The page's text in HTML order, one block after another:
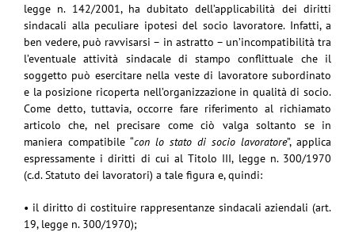
legge n. 142/2001, ha dubitato dell’applicabilità dei diritti
sindacali alla peculiare ipotesi del socio lavoratore. Infatti, a
ben vedere, può ravvisarsi – in astratto – un’incompatibilità tra
l’eventuale attività sindacale di stampo conflittuale che il
soggetto può esercitare nella veste di lavoratore subordinato
e la posizione ricoperta nell’organizzazione in qualità di socio.
Come detto, tuttavia, occorre fare riferimento al richiamato
articolo che, nel precisare come ciò valga soltanto se in
maniera compatibile “con lo stato di socio lavoratore”, applica
espressamente i diritti di cui al Titolo III, legge n. 300/1970
(c.d. Statuto dei lavoratori) a tale figura e, quindi:
• il diritto di costituire rappresentanze sindacali aziendali (art.
19, legge n. 300/1970);